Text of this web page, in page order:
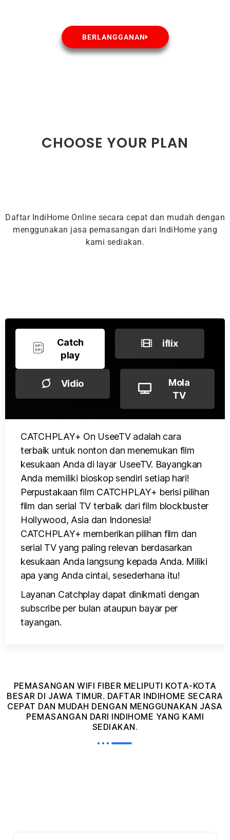
BERLANGGANAN
CHOOSE YOUR PLAN
Daftar IndiHome Online secara cepat dan mudah dengan
menggunakan jasa pemasangan dari IndiHome yang
kami sediakan.
Catch
play
iflix
Vidio
Mola
TV
CATCHPLAY+ On UseeTV adalah cara
terbaik untuk nonton dan menemukan film
kesukaan Anda di layar UseeTV. Bayangkan
Anda memiliki bioskop sendiri setiap hari!
Perpustakaan film CATCHPLAY+ berisi pilihan
film dan serial TV terbaik dari film blockbuster
Hollywood, Asia dan Indonesia!
CATCHPLAY+ memberikan pilihan film dan
serial TV yang paling relevan berdasarkan
kesukaan Anda langsung kepada Anda. Miliki
apa yang Anda cintai, sesederhana itu!
Layanan Catchplay dapat dinikmati dengan
subscribe per bulan ataupun bayar per
tayangan.
PEMASANGAN WIFI FIBER MELIPUTI KOTA-KOTA
BESAR DI JAWA TIMUR. DAFTAR INDIHOME SECARA
CEPAT DAN MUDAH DENGAN MENGGUNAKAN JASA
PEMASANGAN DARI INDIHOME YANG KAMI
SEDIAKAN.